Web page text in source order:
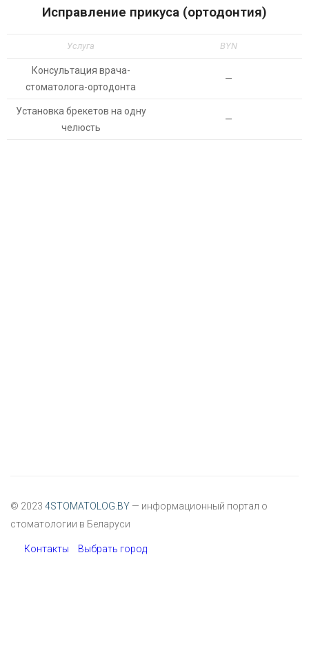
Исправление прикуса (ортодонтия)
Услуга BYN
Консультация врача-
стоматолога-ортодонта
—
Установка брекетов на одну
челюсть
—
© 2023 4STOMATOLOG.BY — информационный портал о
стоматологии в Беларуси
Контакты Выбрать город